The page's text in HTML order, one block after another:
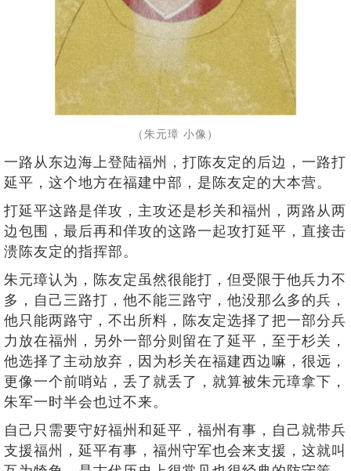
（朱元璋 小像）
一路从东边海上登陆福州，打陈友定的后边，一路打
延平，这个地方在福建中部，是陈友定的大本营。
打延平这路是佯攻，主攻还是杉关和福州，两路从两
边包围，最后再和佯攻的这路一起攻打延平，直接击
溃陈友定的指挥部。
朱元璋认为，陈友定虽然很能打，但受限于他兵力不
多，自己三路打，他不能三路守，他没那么多的兵，
他只能两路守，不出所料，陈友定选择了把一部分兵
力放在福州，另外一部分则留在了延平，至于杉关，
他选择了主动放弃，因为杉关在福建西边嘛，很远，
更像一个前哨站，丢了就丢了，就算被朱元璋拿下，
朱军一时半会也过不来。
自己只需要守好福州和延平，福州有事，自己就带兵
支援福州，延平有事，福州守军也会来支援，这就叫